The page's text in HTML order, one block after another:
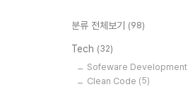
분류 전체보기 (98)
Tech (32)
Sofeware Development
Clean Code (5)